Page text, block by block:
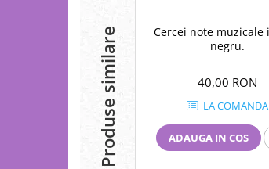
Produse similare
Cercei note muzicale in alb-
negru.
40,00 RON
LA COMANDA
ADAUGA IN COS